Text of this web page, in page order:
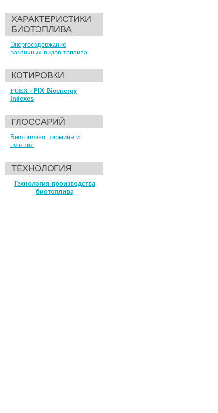
ХАРАКТЕРИСТИКИ
БИОТОПЛИВА
Энергосодержание
различных видов топлива
КОТИРОВКИ
FOEX- PIX Bioenergy
Indexes
ГЛОССАРИЙ
Биотопливо: термины и
понятия
ТЕХНОЛОГИЯ
Технология производства
биотоплива